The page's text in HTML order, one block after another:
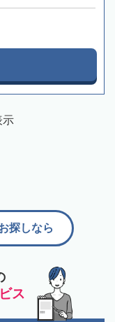
示
ス
探しなら